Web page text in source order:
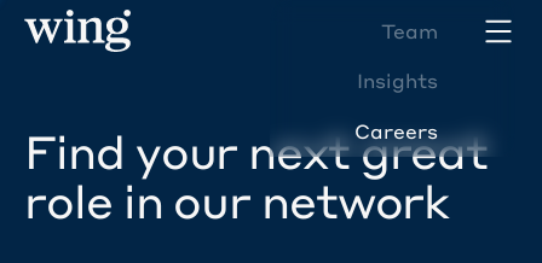
Team
Insights
Careers
Find your next great
role in our network